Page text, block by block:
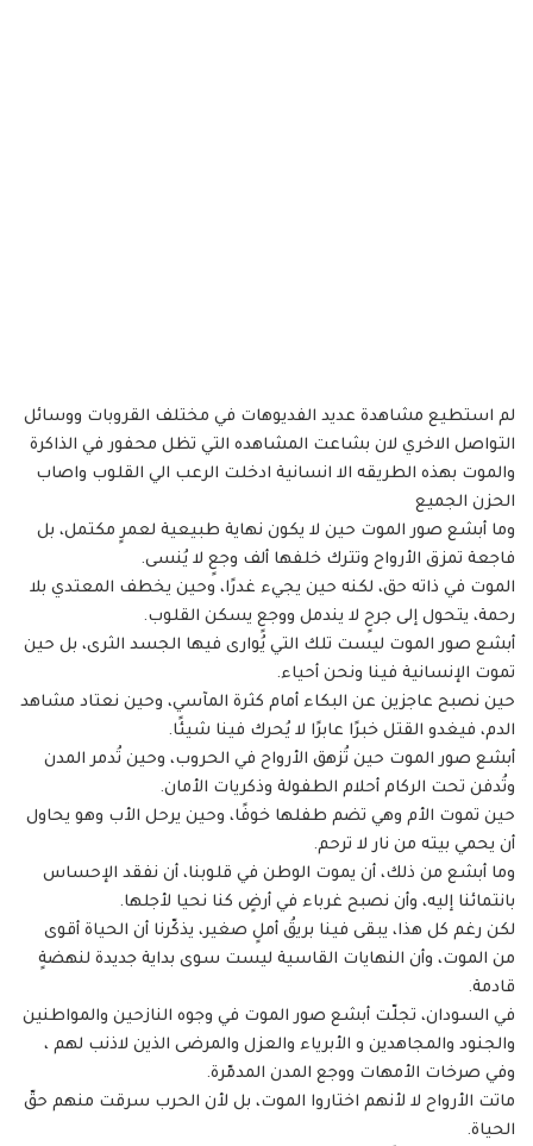
لم استطيع مشاهدة عديد الفديوهات في مختلف القروبات ووسائل
التواصل الاخري لان بشاعت المشاهده التي تظل محفور في الذاكرة
والموت بهذه الطريقه الا انسانية ادخلت الرعب الي القلوب واصاب
الحزن الجميع
وما أبشع صور الموت حين لا يكون نهاية طبيعية لعمرٍ مكتمل، بل
فاجعة تمزق الأرواح وتترك خلفها ألف وجعٍ لا يُنسى.
الموت في ذاته حق، لكنه حين يجيء غدرًا، وحين يخطف المعتدي بلا
رحمة، يتحول إلى جرحٍ لا يندمل ووجعٍ يسكن القلوب.
أبشع صور الموت ليست تلك التي يُوارى فيها الجسد الثرى، بل حين
تموت الإنسانية فينا ونحن أحياء.
حين نصبح عاجزين عن البكاء أمام كثرة المآسي، وحين نعتاد مشاهد
الدم، فيغدو القتل خبرًا عابرًا لا يُحرك فينا شيئًا.
أبشع صور الموت حين تُزهق الأرواح في الحروب، وحين تُدمر المدن
وتُدفن تحت الركام أحلام الطفولة وذكريات الأمان.
حين تموت الأم وهي تضم طفلها خوفًا، وحين يرحل الأب وهو يحاول
أن يحمي بيته من نار لا ترحم.
وما أبشع من ذلك، أن يموت الوطن في قلوبنا، أن نفقد الإحساس
بانتمائنا إليه، وأن نصبح غرباء في أرضٍ كنا نحيا لأجلها.
لكن رغم كل هذا، يبقى فينا بريقُ أملٍ صغير، يذكّرنا أن الحياة أقوى
من الموت، وأن النهايات القاسية ليست سوى بداية جديدة لنهضةٍ
قادمة.
في السودان، تجلّت أبشع صور الموت في وجوه النازحين والمواطنين
والجنود والمجاهدين و الأبرياء والعزل والمرضى الذين لاذنب لهم ،
وفي صرخات الأمهات ووجع المدن المدمّرة.
ماتت الأرواح لا لأنهم اختاروا الموت، بل لأن الحرب سرقت منهم حقّ
الحياة.